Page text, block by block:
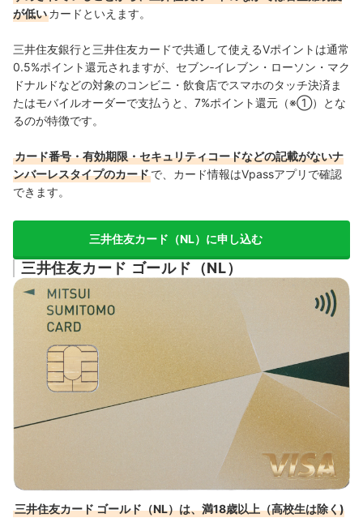
が低いカードといえます。
三井住友銀行と三井住友カードで共通して使えるVポイントは通常
0.5%ポイント還元されますが、セブン‐イレブン・ローソン・マク
ドナルドなどの対象のコンビニ・飲食店でスマホのタッチ決済ま
たはモバイルオーダーで支払うと、7%ポイント還元（※①）とな
るのが特徴です。
カード番号・有効期限・セキュリティコードなどの記載がないナ
ンバーレスタイプのカードで、カード情報はVpassアプリで確認
できます。
三井住友カード（NL）に申し込む
三井住友カード ゴールド（NL）
三井住友カード ゴールド（NL）は、満18歳以上（高校生は除く)